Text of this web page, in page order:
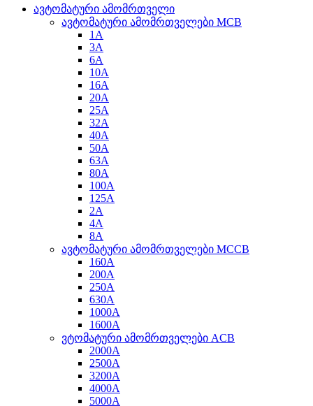
ავტომატური ამომრთველი
ავტომატური ამომრთველები MCB
1A
3A
6A
10A
16A
20A
25А
32A
40A
50A
63A
80A
100A
125A
2A
4A
8A
ავტომატური ამომრთველები MCCB
160A
200A
250A
630A
1000A
1600A
ვტომატური ამომრთველები ACB
2000A
2500A
3200A
4000A
5000A